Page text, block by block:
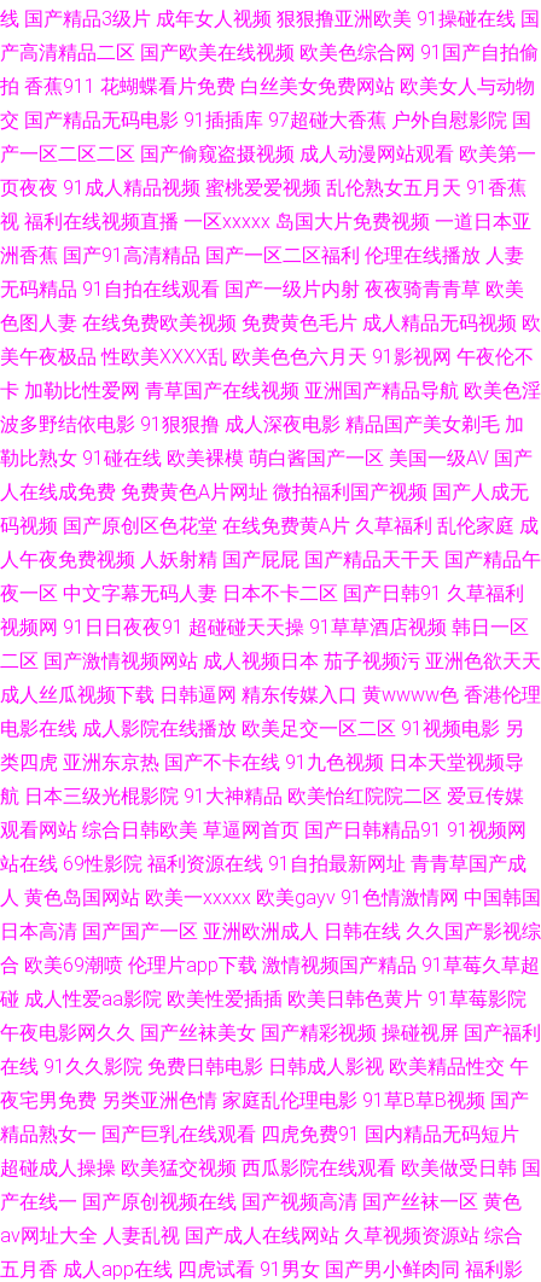
91超碰在线视频 第一福利区导航 91小视频大全在线观看 久久精品视频99
91AV福利在线 俺也去毛片 久久玖玖 影音先锋AⅤ偷拍电影 不卡AV电影网站
欧美入口一二三 色色日韩av 91主播福利在线 精品欧美色综合 亚洲av伦理精
品 91人妻资源 黑人福利导航 天美mv天美 91人妻在线 福利姬www操com 日
本成人在线免费不卡 91黄色下载软件 国产在线第一页 日韩欧美1 91海角在
线视频 国产91av在线观看 日本福利精品每日更新 91人妻国产 九一影院天美
传媒 91导航入口 综合不卡在线 91社区导航 91在线视频国产在线 狠狠干第
一页 国产和日韩毛片 91精国产国产乱子伦 国产传媒在线91 欧美专区另类综
上床视频 影音先锋三级网络 91综合视频在线观看 欧美人SSS在线 91老司机
在线观看 国产精品久久情趣酒店 日韩新片www44w 91福利资源在线 天堂ab
精 91探花系列在线 极品色视频导航 午夜剧场体验一分钟 AV天堂香蕉AV 欧
美成人黄色网址 69视频 大香蕉八区 欧亚A片 91色情直播 国人第一福利品牌
九网站 亚洲五区无码 福利AV导航在线 日韩无码地址一地址二 91秀秀秀视频
久久精品九欧美 亚洲日韩欧美变态 av在线资源电影 男女押窉黄色影视 最新
AV四虎 午夜福利姬剧院 尤物亚洲不卡亚洲精品 福利av导航亚洲 亚洲97影院
91制作 久久伊人蜜桃 91高跟玉足 东京热导航大乱 人妖操妇幼 91网站入口
桃色 久久0区 91n在线网页免费 成人午夜无码 天美视频mv免费 91唐伯虎 久
久香网站 1024自拍网 超碰91成人 色拍拍最新网址 91无毛 老湿机69副利区
线 国产精品3级片 成年女人视频 狠狠撸亚洲欧美 91操碰在线 国
产高清精品二区 国产欧美在线视频 欧美色综合网 91国产自拍偷
拍 香蕉911 花蝴蝶看片免费 白丝美女免费网站 欧美女人与动物
交 国产精品无码电影 91插插库 97超碰大香蕉 户外自慰影院 国
产一区二区二区 国产偷窥盗摄视频 成人动漫网站观看 欧美第一
页夜夜 91成人精品视频 蜜桃爱爱视频 乱伦熟女五月天 91香蕉
视 福利在线视频直播 一区xxxxx 岛国大片免费视频 一道日本亚
洲香蕉 国产91高清精品 国产一区二区福利 伦理在线播放 人妻
无码精品 91自拍在线观看 国产一级片内射 夜夜骑青青草 欧美
色图人妻 在线免费欧美视频 免费黄色毛片 成人精品无码视频 欧
美午夜极品 性欧美ⅩⅩⅩⅩ乱 欧美色色六月天 91影视网 午夜伦不
卡 加勒比性爱网 青草国产在线视频 亚洲国产精品导航 欧美色淫
波多野结依电影 91狠狠撸 成人深夜电影 精品国产美女剃毛 加
勒比熟女 91碰在线 欧美裸模 萌白酱国产一区 美国一级AV 国产
人在线成免费 免费黄色A片网址 微拍福利国产视频 国产人成无
码视频 国产原创区色花堂 在线免费黄A片 久草福利 乱伦家庭 成
人午夜免费视频 人妖射精 国产屁屁 国产精品天干天 国产精品午
夜一区 中文字幕无码人妻 日本不卡二区 国产日韩91 久草福利
视频网 91日日夜夜91 超碰碰天天操 91草草酒店视频 韩日一区
二区 国产激情视频网站 成人视频日本 茄子视频污 亚洲色欲天天
成人丝瓜视频下载 日韩逼网 精东传媒入口 黄wwww色 香港伦理
电影在线 成人影院在线播放 欧美足交一区二区 91视频电影 另
类四虎 亚洲东京热 国产不卡在线 91九色视频 日本天堂视频导
航 日本三级光棍影院 91大神精品 欧美怡红院院二区 爱豆传媒
观看网站 综合日韩欧美 草逼网首页 国产日韩精品91 91视频网
站在线 69性影院 福利资源在线 91自拍最新网址 青青草国产成
人 黄色岛国网站 欧美一xxxxx 欧美gayv 91色情激情网 中国韩国
日本高清 国产国产一区 亚洲欧洲成人 日韩在线 久久国产影视综
合 欧美69潮喷 伦理片app下载 激情视频国产精品 91草莓久草超
碰 成人性爱aa影院 欧美性爱插插 欧美日韩色黄片 91草莓影院
午夜电影网久久 国产丝袜美女 国产精彩视频 操碰视屏 国产福利
在线 91久久影院 免费日韩电影 日韩成人影视 欧美精品性交 午
夜宅男免费 另类亚洲色情 家庭乱伦理电影 91草B草B视频 国产
精品熟女一 国产巨乳在线观看 四虎免费91 国内精品无码短片
超碰成人操操 欧美猛交视频 西瓜影院在线观看 欧美做受日韩 国
产在线一 国产原创视频在线 国产视频高清 国产丝袜一区 黄色
av网址大全 人妻乱视 国产成人在线网站 久草视频资源站 综合
五月香 成人app在线 四虎试看 91男女 国产男小鲜肉同 福利影